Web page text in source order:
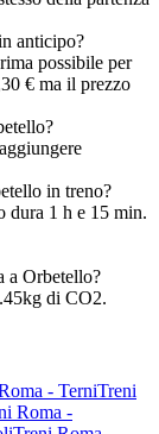
anticipo?
possibile per
€ ma il prezzo
in treno?
dura 1 h e 15 min.
a Orbetello?
di CO2.
- TerniTreni
Roma -